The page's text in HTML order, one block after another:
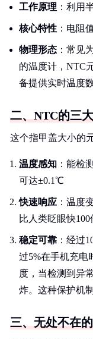
工作原理 ：利用
核心特性 ：电阻
物理形态 ：常见
的温度计，NTC
备提供实时温度数
二、NTC的三
这个指甲盖大小的
温度感知 ：能检
可达±0.1℃
快速响应 ：温度
比人类眨眼快100
稳定可靠 ：经过
过5%在手机充电
度，当检测到异
炸。这种保护机
三、无处不在